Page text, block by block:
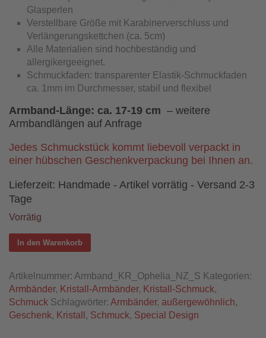
Glasperlen
Verstellbare Größe mit Karabinerverschluss und
Verlängerungskettchen (ca. 5cm)
Alle Materialien sind hochbeständig und
allergikergeeignet.
Schmuckfaden: transparenter Elastik-Schmuckfaden
ca. 1mm im Durchmesser, stabil und flexibel
Armband-Länge: ca. 17-19 cm – weitere
Armbandlängen auf Anfrage
Jedes Schmuckstück kommt liebevoll verpackt in
einer hübschen Geschenkverpackung bei Ihnen an.
Lieferzeit: Handmade - Artikel vorrätig - Versand 2-3
Tage
Vorrätig
In den Warenkorb
Artikelnummer: Armband_KR_Ophelia_NZ_S Kategorien:
Armbänder, Kristall-Armbänder, Kristall-Schmuck,
Schmuck Schlagwörter: Armbänder, außergewöhnlich,
Geschenk, Kristall , Schmuck, Special Design